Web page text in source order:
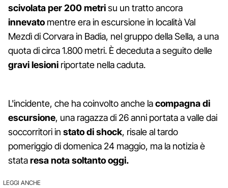
scivolata per 200 metrisu un tratto ancora
innevato mentre era in escursione in località Val
Mezdì di Corvara in Badia, nel gruppo della Sella, a una
quota di circa 1.800 metri. È deceduta a seguito delle
gravi lesioni riportate nella caduta.
L'incidente, che ha coinvolto anche lacompagna di
escursione, una ragazza di 26 anni portata a valle dai
soccorritori in stato di shock, risale al tardo
pomeriggio di domenica 24 maggio, ma la notizia è
stataresa nota soltanto oggi.
LEGGI ANCHE